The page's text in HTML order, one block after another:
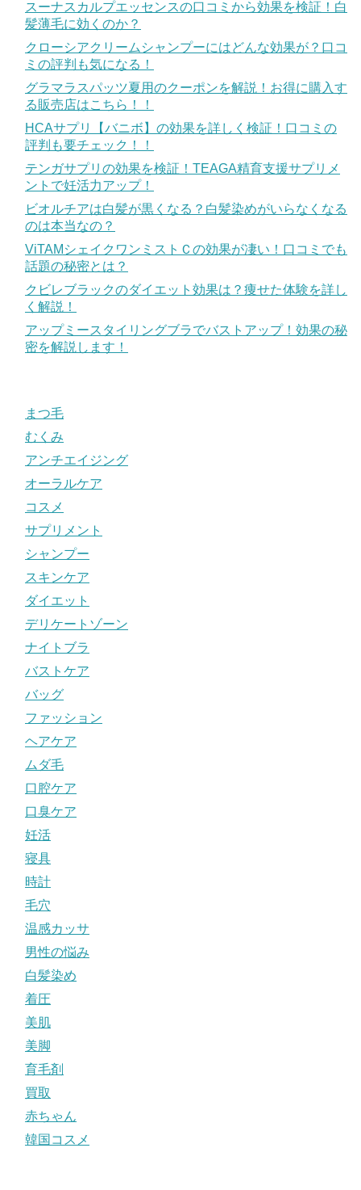
スーナスカルプエッセンスの口コミから効果を検証！白
髪薄毛に効くのか？
クローシアクリームシャンプーにはどんな効果が？口コ
ミの評判も気になる！
グラマラスパッツ夏用のクーポンを解説！お得に購入す
る販売店はこちら！！
HCAサプリ【バニボ】の効果を詳しく検証！口コミの
評判も要チェック！！
テンガサプリの効果を検証！TEAGA精育支援サプリメ
ントで妊活力アップ！
ビオルチアは白髪が黒くなる？白髪染めがいらなくなる
のは本当なの？
ViTAMシェイクワンミストＣの効果が凄い！口コミでも
話題の秘密とは？
クビレブラックのダイエット効果は？痩せた体験を詳し
く解説！
アップミースタイリングブラでバストアップ！効果の秘
密を解説します！
まつ毛
むくみ
アンチエイジング
オーラルケア
コスメ
サプリメント
シャンプー
スキンケア
ダイエット
デリケートゾーン
ナイトブラ
バストケア
バッグ
ファッション
ヘアケア
ムダ毛
口腔ケア
口臭ケア
妊活
寝具
時計
毛穴
温感カッサ
男性の悩み
白髪染め
着圧
美肌
美脚
育毛剤
買取
赤ちゃん
韓国コスメ